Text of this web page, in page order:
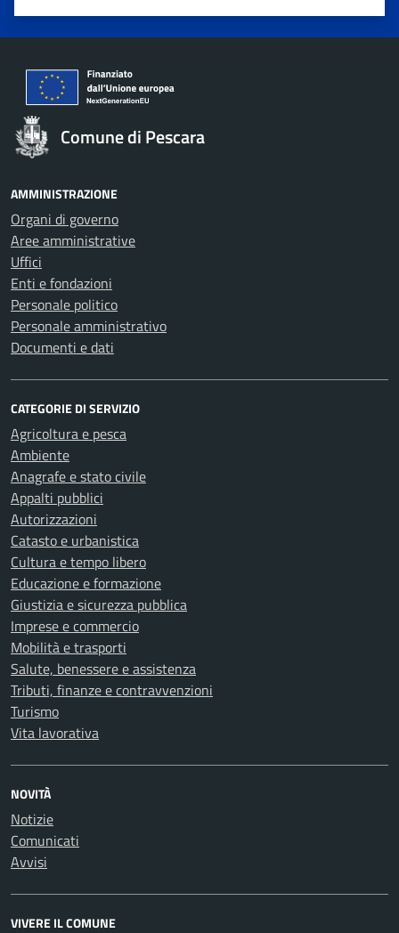
Valuta 5 stelle su 5
Valuta 4 stelle su 5
Valuta 3 stelle su 5
Valuta 2 stelle su 5
Valuta 1 stelle su 5
Comune di Pescara
AMMINISTRAZIONE
Organi di governo
Aree amministrative
Uffici
Enti e fondazioni
Personale politico
Personale amministrativo
Documenti e dati
CATEGORIE DI SERVIZIO
Agricoltura e pesca
Ambiente
Anagrafe e stato civile
Appalti pubblici
Autorizzazioni
Catasto e urbanistica
Cultura e tempo libero
Educazione e formazione
Giustizia e sicurezza pubblica
Imprese e commercio
Mobilità e trasporti
Salute, benessere e assistenza
Tributi, finanze e contravvenzioni
Turismo
Vita lavorativa
NOVITÀ
Notizie
Comunicati
Avvisi
VIVERE IL COMUNE